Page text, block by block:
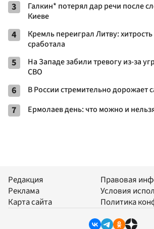
3
Галкин* потерял дар речи после
Киеве
4
Кремль переиграл Литву:
сработала
5
На Западе забили тревогу из-за
СВО
6 В России стремительно дорожает
7 Ермолаев день: что можно и
Редакция
Реклама
Карта сайта
Правовая
Условия
Политика